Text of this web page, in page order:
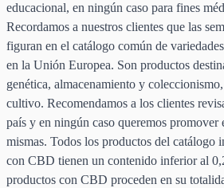
educacional, en ningún caso para fines
Recordamos a nuestros clientes que las
figuran en el catálogo común de
en la Unión Europea. Son productos
genética, almacenamiento y
cultivo. Recomendamos a los clientes
país y en ningún caso queremos
mismas. Todos los productos del catálogo
con CBD tienen un contenido inferior al
productos con CBD proceden en su